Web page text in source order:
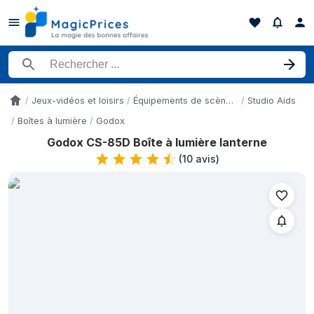
Rechercher un produit
AccueilJeux-vidéos et loisirs Équipements de scène et de studio
Studio Aids
Boîtes à lumière
Godox
Godox CS-85D Boîte à lumière lanterne
(10 avis)
Historique des prix de Godox CS-85D Boîte à lumière lanterne
Date
26 mai 2026
64,90 €
62,27 €
62,27 €